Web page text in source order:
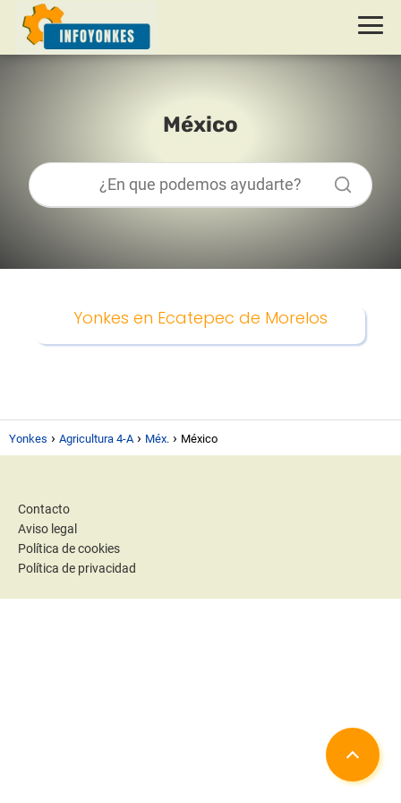
México
Yonkes en Ecatepec de Morelos
Yonkes Agricultura 4-A Méx. México
Contacto
Aviso legal
Política de cookies
Política de privacidad